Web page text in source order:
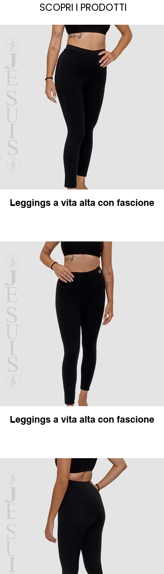
SCOPRI I PRODOTTI
Leggings a vita alta con fascione
Leggings a vita alta con fascione